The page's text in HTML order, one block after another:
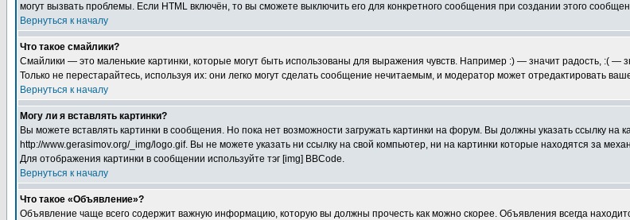
могут вызвать проблемы. Если HTML включён, то вы сможете выключить его для конкретного сообщения при создании этого
Вернуться к началу
Что такое смайлики?
Смайлики — это маленькие картинки, которые могут быть использованы для выражения чувств. Например :) — значит радость, :(
Только не перестарайтесь, используя их: они легко могут сделать сообщение нечитаемым, и модератор может отредактировать
Вернуться к началу
Могу ли я вставлять картинки?
Вы можете вставлять картинки в сообщения. Но пока нет возможности загружать картинки на форум. Вы должны указать ссылку на
http://www.gerasimov.org/_img/logo.gif. Вы не можете указать ни ссылку на свой компьютер, ни на картинки которые находятся за
Для отображения картинки в сообщении используйте тэг [img] BBCode.
Вернуться к началу
Что такое «Объявление»?
Объявление чаще всего содержит важную информацию, которую вы должны прочесть как можно скорее. Объявления всегда